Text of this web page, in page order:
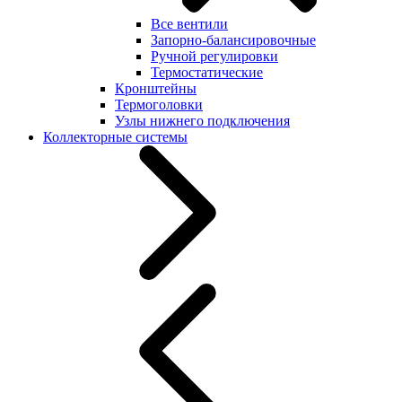
Все вентили
Запорно-балансировочные
Ручной регулировки
Термостатические
Кронштейны
Термоголовки
Узлы нижнего подключения
Коллекторные системы